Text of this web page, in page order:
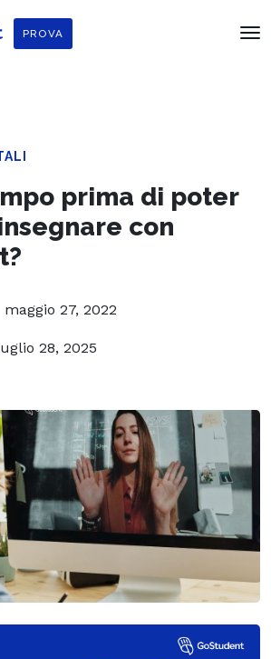
PROVA
prima di poter
con
maggio 27, 2022
28, 2025